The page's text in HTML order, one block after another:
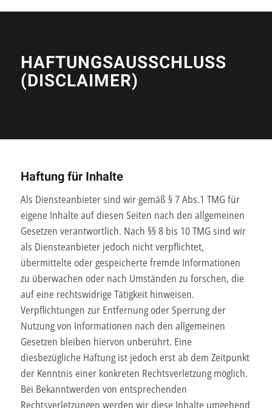
HAFTUNGSAUSSCHLUSS
(DISCLAIMER)
Haftung für Inhalte
Als Diensteanbieter sind wir gemäß § 7 Abs.1 TMG für
eigene Inhalte auf diesen Seiten nach den allgemeinen
Gesetzen verantwortlich. Nach §§ 8 bis 10 TMG sind wir
als Diensteanbieter jedoch nicht verpflichtet,
übermittelte oder gespeicherte fremde Informationen
zu überwachen oder nach Umständen zu forschen, die
auf eine rechtswidrige Tätigkeit hinweisen.
Verpflichtungen zur Entfernung oder Sperrung der
Nutzung von Informationen nach den allgemeinen
Gesetzen bleiben hiervon unberührt. Eine
diesbezügliche Haftung ist jedoch erst ab dem Zeitpunkt
der Kenntnis einer konkreten Rechtsverletzung möglich.
Bei Bekanntwerden von entsprechenden
Rechtsverletzungen werden wir diese Inhalte umgehend